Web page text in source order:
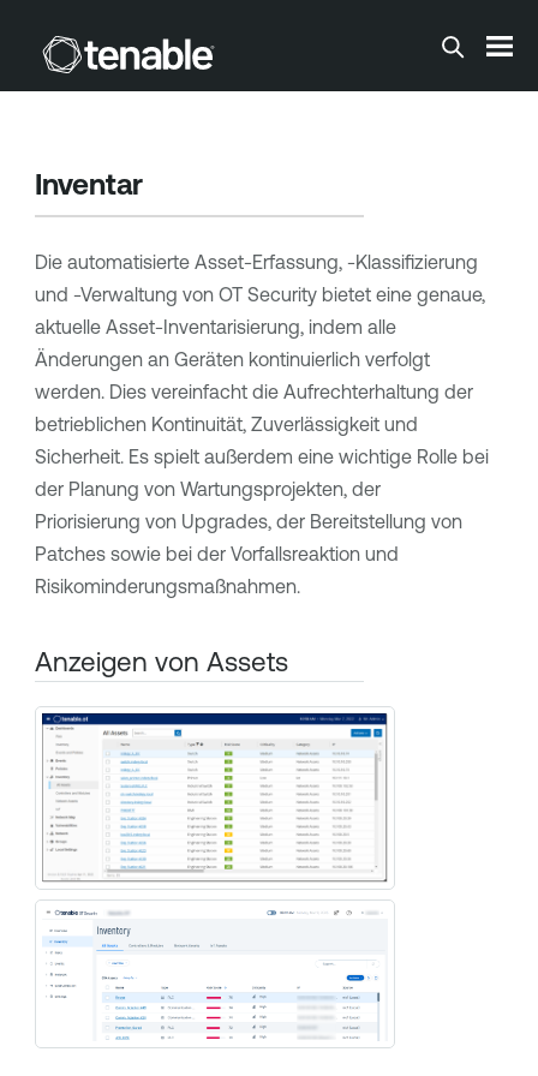
Zum Hauptinhalt springen
Inventar
Die automatisierte Asset-Erfassung, -Klassifizierung
und -Verwaltung von OT Securitybietet eine genaue,
aktuelle Asset-Inventarisierung, indem alle
Änderungen an Geräten kontinuierlich verfolgt
werden. Dies vereinfacht die Aufrechterhaltung der
betrieblichen Kontinuität, Zuverlässigkeit und
Sicherheit. Es spielt außerdem eine wichtige Rolle bei
der Planung von Wartungsprojekten, der
Priorisierung von Upgrades, der Bereitstellung von
Patches sowie bei der Vorfallsreaktion und
Risikominderungsmaßnahmen.
Anzeigen von Assets